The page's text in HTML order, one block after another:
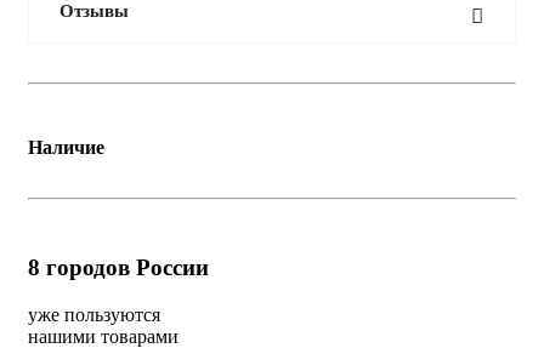
Отзывы
Наличие
8 городов России
уже пользуются
нашими товарами